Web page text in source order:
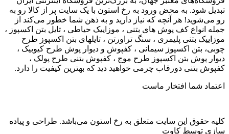
تبدیل شود. به محض ورود به رخ استون با یک سایت پر از کالا رو به
رو می‌شوید! هر آنچه که نیاز دارید و به ذهن شما خطور می‌کند از
جمله انواع کف پوش های بتنی ، موزاییک حیاطی ، تایل بتن اکسپوز ،
موزاییک بتنی پلیمری ، سنگ تراورتن ، تایلهای بتن اکسپوز طرح
چوبی، بتن اکسپوز سیمانی ، کفپوش و دیوار پوش طرح کیوبیک ،
دیوار پوش بتن اکسپوز طرح موج ، کفپوش بتنی طرح پولک ،
کفپوش بتنی دورقاب چرمی خواهید دید که بهترین کیفیت را دارد.
اعتماد شما افتخار ماست
کلیه حقوق این سایت متعلق به رخ استون می‌باشد. طراحی و پیاده
سازی توسط کاوت